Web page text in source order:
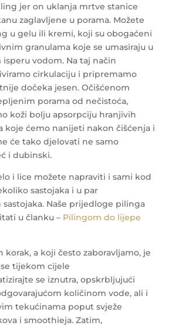
jer on uklanja mrtve stanice
zaglavljene u porama. Možete
u gelu ili kremi, koji su obogaćeni
granulama koje se umasiraju u
vodom. Na taj način
cirkulaciju i pripremamo
dočeka jesen. Očišćenom
porama od nečistoća,
koži bolju apsorpciju hranjivih
koje ćemo nanijeti nakon čišćenja i
će tako djelovati ne samo
i dubinski.
i lice možete napraviti i sami kod
sastojaka i u par
Naše prijedloge pilinga
u članku – Pilingom do lijepe
korak, a koji često zaboravljamo, je
tijekom cijele
se iznutra, opskrbljujući
količinom vode, ali i
tekućinama poput svježe
i smoothieja. Zatim,